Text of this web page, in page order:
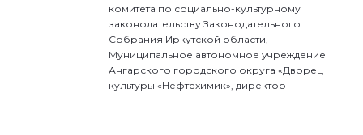
комитета по социально-культурному
законодательству Законодательного
Собрания Иркутской области,
Муниципальное автономное учреждение
Ангарского городского округа «Дворец
культуры «Нефтехимик», директор